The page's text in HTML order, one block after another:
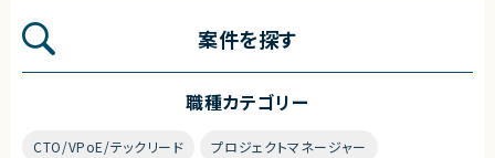
案件を探す
職種カテゴリー
CTO/VPoE/テックリード プロジェクトマネージャー